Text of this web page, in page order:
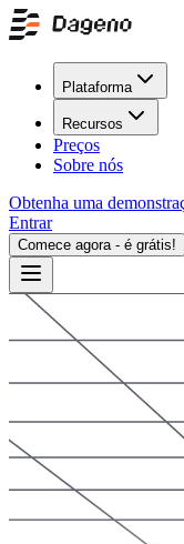
Plataforma
Recursos
Preços
Sobre nós
Obtenha uma
Entrar
Comece agora - é grátis!